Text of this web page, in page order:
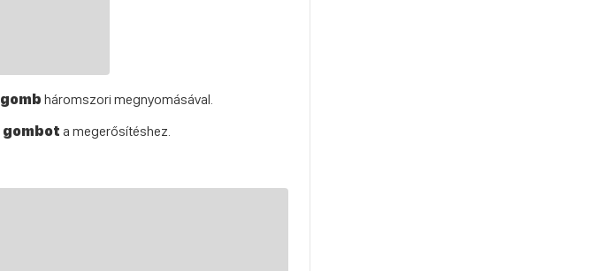
gomb háromszori megnyomásával.
gombot a megerősítéshez.